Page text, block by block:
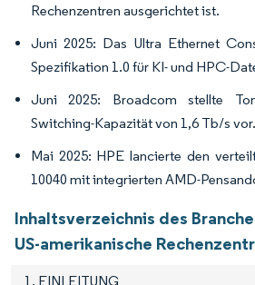
Rechenzentren ausgerichtet ist.
Juni 2025: Das Ultra Ethernet
Spezifikation 1.0 für KI- und HPC-
Juni 2025: Broadcom stellte
Switching-Kapazität von 1,6 Tb/s vor.
Mai 2025: HPE lancierte den
10040 mit integrierten AMD-
Inhaltsverzeichnis des
US-amerikanische
1. EINLEITUNG